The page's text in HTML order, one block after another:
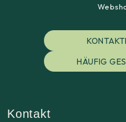
HÄUFIG
Kontakt